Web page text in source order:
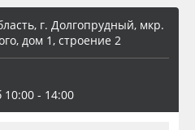
г. Долгопрудный, мкр.
дом 1, строение 2
10:00 - 14:00